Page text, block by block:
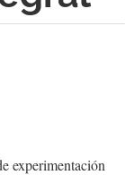
experimentación